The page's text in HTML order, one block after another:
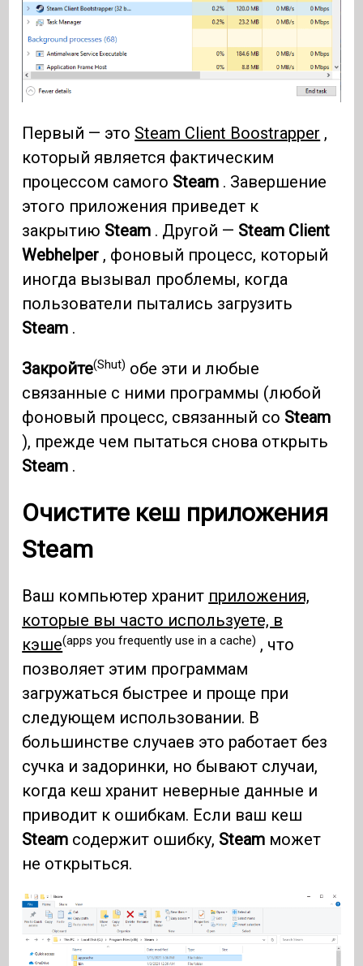
Первый — это Steam Client Boostrapper ,
который является фактическим
процессом самого Steam . Завершение
этого приложения приведет к
закрытию Steam . Другой — Steam Client
Webhelper , фоновый процесс, который
иногда вызывал проблемы, когда
пользователи пытались загрузить
Steam .
Закройте(Shut) обе эти и любые
связанные с ними программы (любой
фоновый процесс, связанный со Steam
), прежде чем пытаться снова открыть
Steam .
Очистите кеш приложения
Steam
Ваш компьютер хранит приложения,
которые вы часто используете, в
кэше(apps you frequently use in a cache) , что
позволяет этим программам
загружаться быстрее и проще при
следующем использовании. В
большинстве случаев это работает без
сучка и задоринки, но бывают случаи,
когда кеш хранит неверные данные и
приводит к ошибкам. Если ваш кеш
Steam содержит ошибку, Steam может
не открыться.